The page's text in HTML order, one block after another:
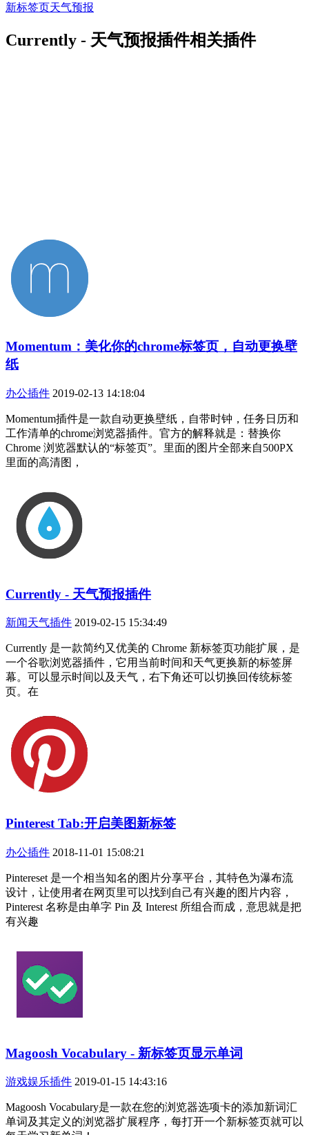
新标签页天气预报
Currently - 天气预报插件相关插件
Momentum：美化你的chrome标签页，自动更换壁
纸
办公插件 2019-02-13 14:18:04
Momentum插件是一款自动更换壁纸，自带时钟，任务日历和
工作清单的chrome浏览器插件。官方的解释就是：替换你
Chrome 浏览器默认的“标签页”。里面的图片全部来自500PX
里面的高清图，
Currently - 天气预报插件
新闻天气插件 2019-02-15 15:34:49
Currently 是一款简约又优美的 Chrome 新标签页功能扩展，是
一个谷歌浏览器插件，它用当前时间和天气更换新的标签屏
幕。可以显示时间以及天气，右下角还可以切换回传统标签
页。在
Pinterest Tab:开启美图新标签
办公插件 2018-11-01 15:08:21
Pintereset 是一个相当知名的图片分享平台，其特色为瀑布流
设计，让使用者在网页里可以找到自己有兴趣的图片内容，
Pinterest 名称是由单字 Pin 及 Interest 所组合而成，意思就是把
有兴趣
Magoosh Vocabulary - 新标签页显示单词
游戏娱乐插件 2019-01-15 14:43:16
Magoosh Vocabulary是一款在您的浏览器选项卡的添加新词汇
单词及其定义的浏览器扩展程序，每打开一个新标签页就可以